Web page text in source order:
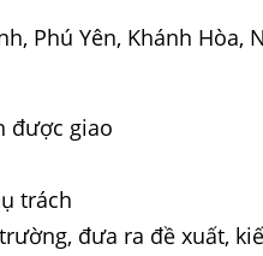
Phú Yên, Khánh Hòa,
được giao
trách
đưa ra đề xuất,